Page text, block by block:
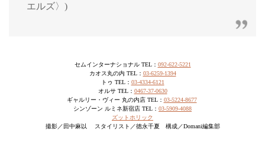
エルズ〉)
セムインターナショナル TEL： 092-622-5221
カオス丸の内 TEL： 03-6259-1394
トゥ TEL： 03-4334-6121
オルサ TEL： 0467-37-0630
ギャルリー・ヴィー 丸の内店 TEL： 03-5224-8677
シンゾーン ルミネ新宿店 TEL： 03-5909-4088
ズットホリック
撮影／田中麻以 スタイリスト／徳永千夏 構成／Domani編集部